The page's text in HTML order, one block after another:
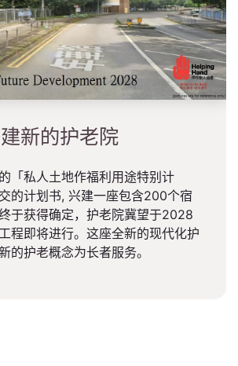
新的护老院
「私人土地作福利用途特别计
的计划书, 兴建一座包含200个宿
于获得确定，护老院冀望于2028
程即将进行。这座全新的现代化护
的护老概念为长者服务。